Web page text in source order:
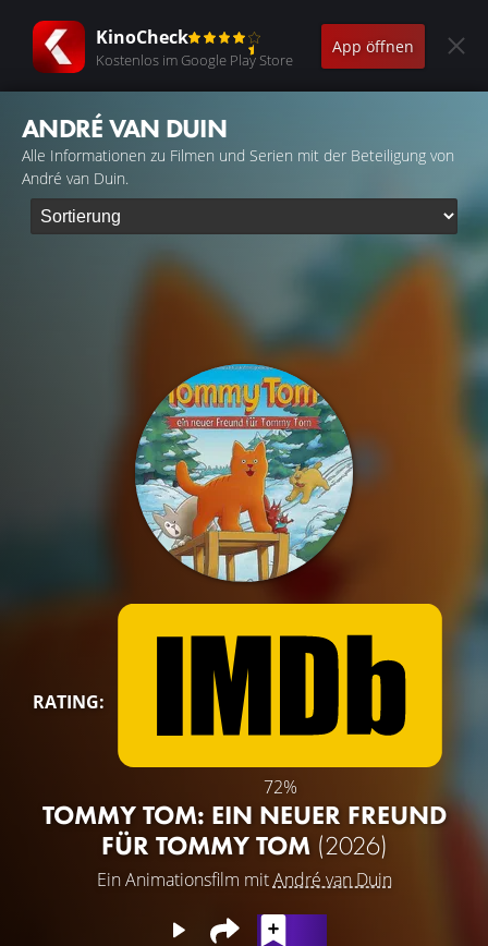
KinoCheck
Kostenlos im Google Play Store
App öffnen
ANDRÉ VAN DUIN
Alle Informationen zu Filmen und Serien mit der Beteiligung von
André van Duin.
RATING:
72%
TOMMY TOM: EIN NEUER FREUND
FÜR TOMMY TOM (2026)
Ein Animationsfilm mitAndré van Duin